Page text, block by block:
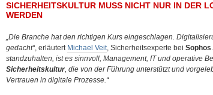
SICHERHEITSKULTUR MUSS NICHT NUR IN DER
WERDEN
„Die Branche hat den richtigen Kurs eingeschlagen.
gedacht“, erläutert Michael Veit, Sicherheitsexperte bei Sophos
standzuhalten, ist es sinnvoll, Management, IT und operative
Sicherheitskultur, die von der Führung unterstützt und
Vertrauen in digitale Prozesse.“